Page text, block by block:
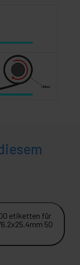
etiketten für
50